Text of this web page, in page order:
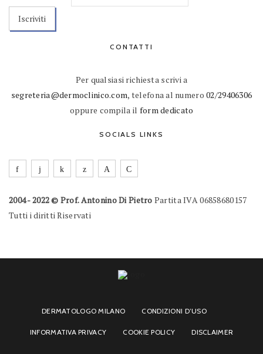
CONTATTI
Per qualsiasi richiesta scrivi a
segreteria@dermoclinico.com, telefona al numero02/29406306
oppure compila il form dedicato
SOCIALS LINKS
2004 - 2022 © Prof. Antonino Di Pietro Partita IVA 06858680157
Tutti i diritti Riservati
DERMATOLOGO MILANO CONDIZIONI D’USO
INFORMATIVA PRIVACY COOKIE POLICY DISCLAIMER